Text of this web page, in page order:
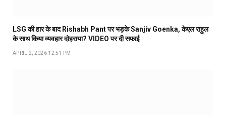
LSG की हार के बाद Rishabh Pant पर भड़के Sanjiv Goenka, केएल राहुल
के साथ किया व्यवहार दोहराया? VIDEO पर दी सफाई
APRIL 2, 2026 12:51 PM